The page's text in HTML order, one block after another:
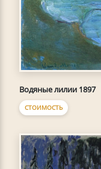
Водяные лилии 1897
СТОИМОСТЬ